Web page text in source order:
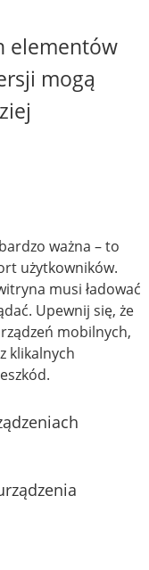
elementów
mogą
ważna – to
użytkowników.
musi ładować
Upewnij się, że
mobilnych,
klikalnych